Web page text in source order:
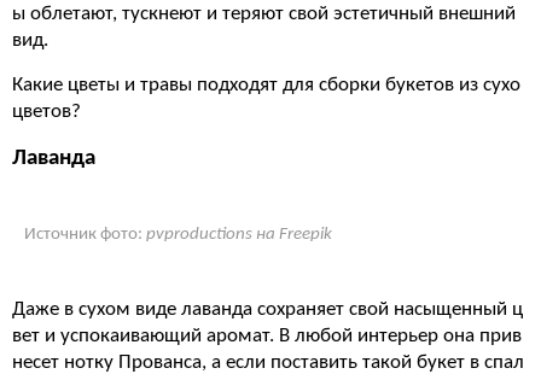
ы облетают, тускнеют и теряют свой эстетичный внешний
вид.
Какие цветы и травы подходят для сборки букетов из сухо
цветов?
Лаванда
Источник фото: pvproductions на Freepik
Даже в сухом виде лаванда сохраняет свой насыщенный ц
вет и успокаивающий аромат. В любой интерьер она прив
несет нотку Прованса, а если поставить такой букет в спал